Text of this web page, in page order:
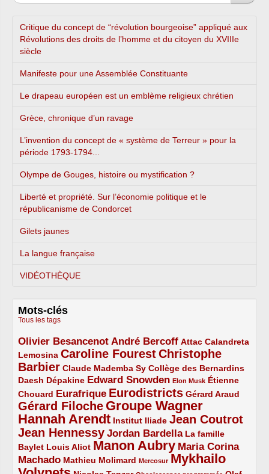
Critique du concept de “révolution bourgeoise” appliqué aux
Révolutions des droits de l’homme et du citoyen du XVIIIe
siècle
Manifeste pour une Assemblée Constituante
Le drapeau européen est un emblème religieux chrétien
Grèce, chronique d’un ravage
L’invention du concept de « système de Terreur » pour la
période 1793-1794...
Olympe de Gouges, histoire ou mystification ?
Liberté et propriété. Sur l’économie politique et le
républicanisme de Condorcet
Gilets jaunes
La langue française
VIDÉOTHÈQUE
Mots-clés
Tous les tags
Olivier Besancenot
3/5 André Bercoff
3/5 Attac
2/5
Calandreta
Lemosina
2/5 Caroline Fourest
4/5
Christophe
Barbier
4/5 Claude Mademba Sy
2/5 Collège des Bernardins
2/5
Daesh
2/5 Dépakine
2/5 Edward Snowden
3/5 Elon Musk
1/5
Étienne
Chouard
2/5 Eurafrique
3/5 Eurodistricts
4/5 Gérard Araud
2/5
Gérard Filoche
4/5 Groupe Wagner
5/5
Hannah Arendt
5/5 Institut Iliade
2/5 Jean Coutrot
4/5
Jean Hennessy
4/5 Jordan Bardella
3/5
La famille
Baylet
2/5 Louis Aliot
2/5 Manon Aubry
5/5
Maria Corina
Machado
3/5 Mathieu Molimard
2/5 Mercosur
1/5
Mykhailo